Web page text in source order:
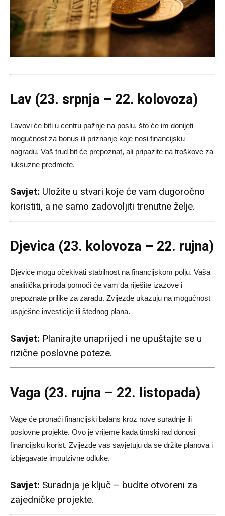
Lav (23. srpnja – 22. kolovoza)
Lavovi će biti u centru pažnje na poslu, što će im donijeti
mogućnost za bonus ili priznanje koje nosi financijsku
nagradu. Vaš trud bit će prepoznat, ali pripazite na troškove za
luksuzne predmete.
Savjet: Uložite u stvari koje će vam dugoročno
koristiti, a ne samo zadovoljiti trenutne želje.
Djevica (23. kolovoza – 22. rujna)
Djevice mogu očekivati stabilnost na financijskom polju. Vaša
analitička priroda pomoći će vam da riješite izazove i
prepoznate prilike za zaradu. Zvijezde ukazuju na mogućnost
uspješne investicije ili štednog plana.
Savjet: Planirajte unaprijed i ne upuštajte se u
rizične poslovne poteze.
Vaga (23. rujna – 22. listopada)
Vage će pronaći financijski balans kroz nove suradnje ili
poslovne projekte. Ovo je vrijeme kada timski rad donosi
financijsku korist. Zvijezde vas savjetuju da se držite planova i
izbjegavate impulzivne odluke.
Savjet: Suradnja je ključ – budite otvoreni za
zajedničke projekte.